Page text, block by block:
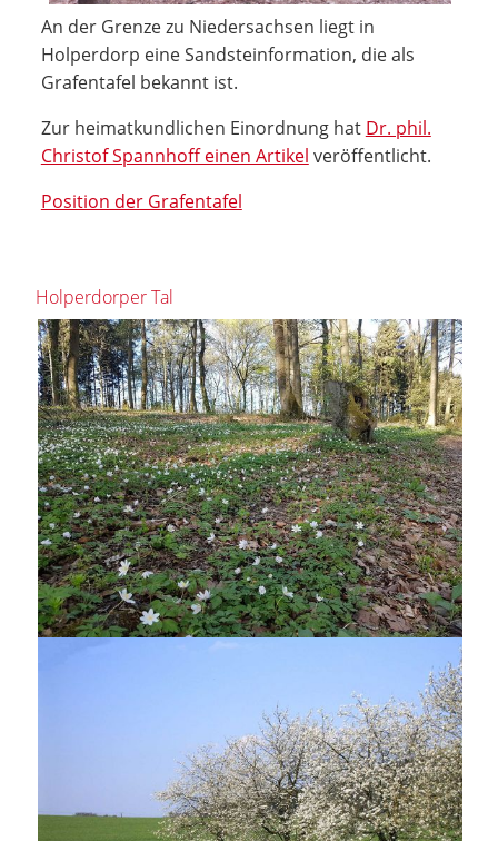
An der Grenze zu Niedersachsen liegt in
Holperdorp eine Sandsteinformation, die als
Grafentafel bekannt ist.
Zur heimatkundlichen Einordnung hat Dr. phil.
Christof Spannhoff einen Artikel veröffentlicht.
Position der Grafentafel
Holperdorper Tal